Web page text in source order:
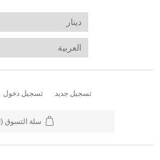
تسجيل جديد تسجيل دخول
سلة التسوق (0)